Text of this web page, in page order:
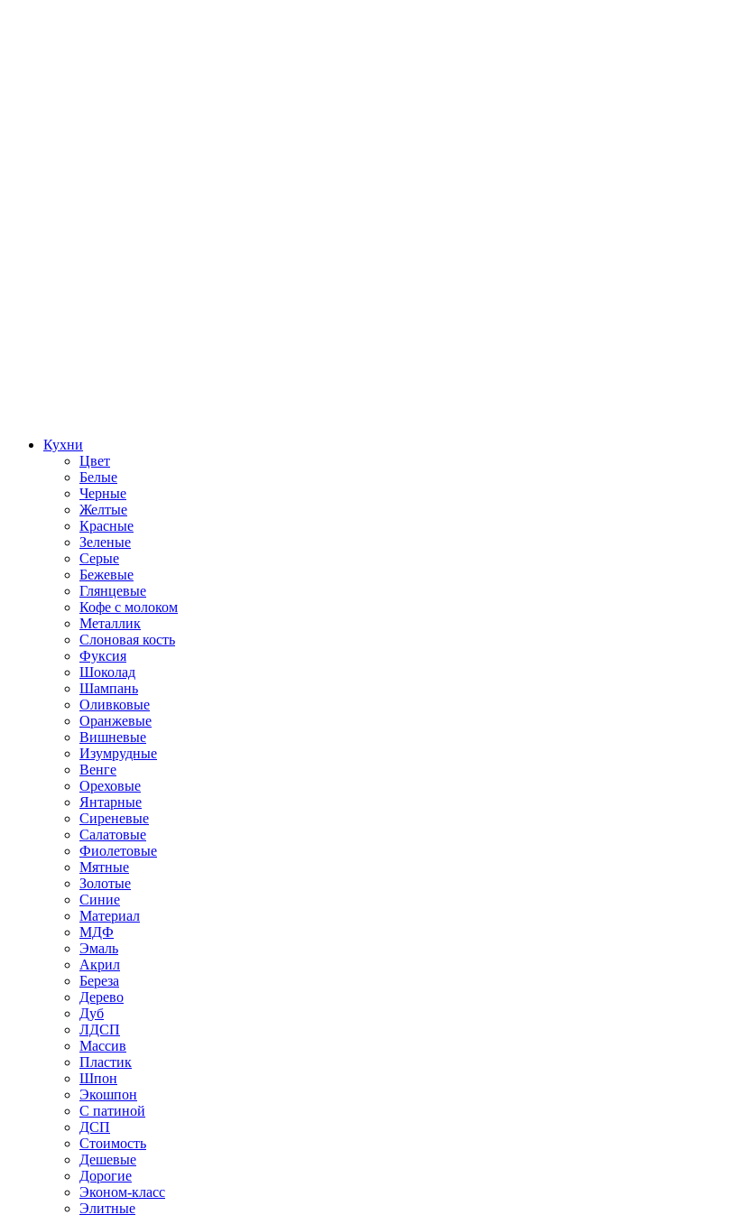
Кухни
Цвет
Белые
Черные
Желтые
Красные
Зеленые
Серые
Бежевые
Глянцевые
Кофе с молоком
Металлик
Слоновая кость
Фуксия
Шоколад
Шампань
Оливковые
Оранжевые
Вишневые
Изумрудные
Венге
Ореховые
Янтарные
Сиреневые
Салатовые
Фиолетовые
Мятные
Золотые
Синие
Материал
МДФ
Эмаль
Акрил
Береза
Дерево
Дуб
ЛДСП
Массив
Пластик
Шпон
Экошпон
С патиной
ДСП
Стоимость
Дешевые
Дорогие
Эконом-класс
Элитные